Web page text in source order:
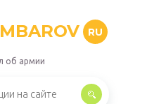
RU
об армии